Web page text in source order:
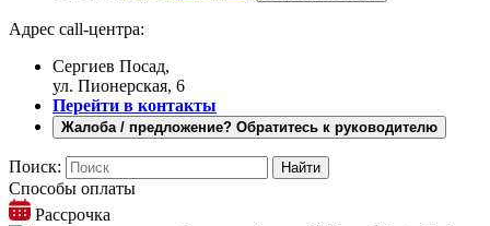
Адрес call-центра:
Сергиев Посад,
ул. Пионерская, 6
Перейти в контакты
Жалоба / предложение? Обратитесь к руководителю
Поиск:
Способы оплаты
Рассрочка